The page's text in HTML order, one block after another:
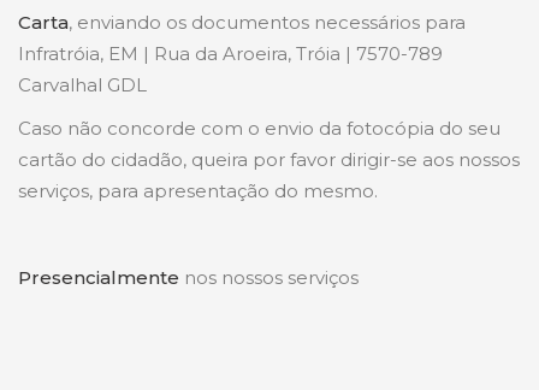
Carta, enviando os documentos necessários para
Infratróia, EM | Rua da Aroeira, Tróia | 7570-789
Carvalhal GDL
Caso não concorde com o envio da fotocópia do seu
cartão do cidadão, queira por favor dirigir-se aos nossos
serviços, para apresentação do mesmo.
Presencialmente nos nossos serviços